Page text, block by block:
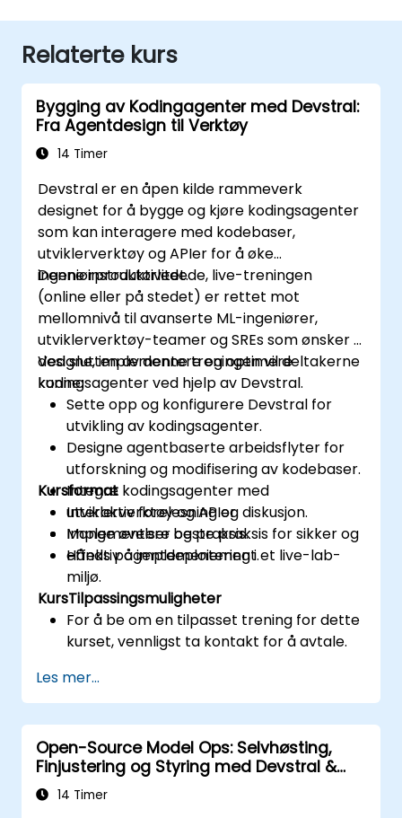
Relaterte kurs
Bygging av Kodingagenter med Devstral:
Fra Agentdesign til Verktøy
14 Timer
Devstral er en åpen kilde rammeverk
designet for å bygge og kjøre kodingsagenter
som kan interagere med kodebaser,
utviklerverktøy og APIer for å øke
ingeniørproduktivitet.
Denne instruktørledede, live-treningen
(online eller på stedet) er rettet mot
mellomnivå til avanserte ML-ingeniører,
utviklerverktøy-teamer og SREs som ønsker å
designe, implementere og optimere
kodingsagenter ved hjelp av Devstral.
Ved slutten av denne treningen vil deltakerne
kunne:
Sette opp og konfigurere Devstral for
utvikling av kodingsagenter.
Designe agentbaserte arbeidsflyter for
utforskning og modifisering av kodebaser.
Integre kodingsagenter med
utviklerverktøy og APIer.
Implementere beste praksis for sikker og
effektiv agentdeploiement.
Kursformat
Interaktiv forelesning og diskusjon.
Mange øvelser og praksis.
Hånds på implementering i et live-lab-
miljø.
KursTilpassingsmuligheter
For å be om en tilpasset trening for dette
kurset, vennligst ta kontakt for å avtale.
Les mer...
Open-Source Model Ops: Selvhøsting,
Finjustering og Styring med Devstral &
Mistral Modeller
14 Timer